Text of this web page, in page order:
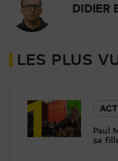
DIDIER
LES PLUS
1
Paul
sa